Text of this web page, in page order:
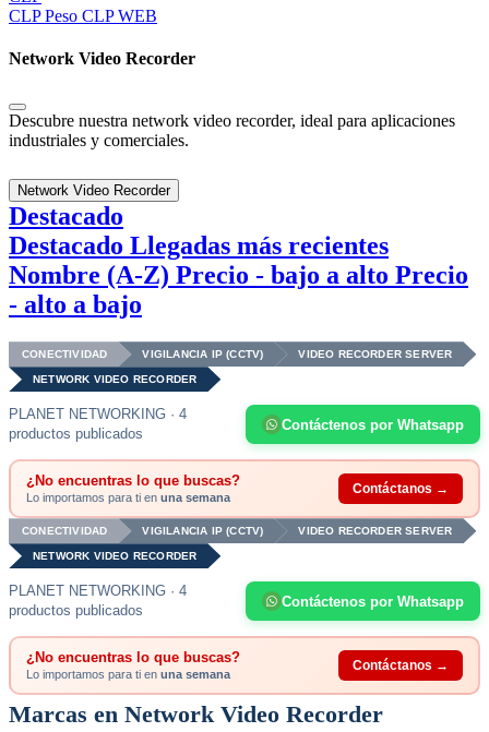
CLP Peso CLP WEB
Network Video Recorder
Descubre nuestra network video recorder, ideal para aplicaciones
industriales y comerciales.
Network Video Recorder
Destacado
Destacado Llegadas más recientes
Nombre (A-Z) Precio - bajo a alto Precio
- alto a bajo
CONECTIVIDAD VIGILANCIA IP (CCTV) VIDEO RECORDER SERVER
NETWORK VIDEO RECORDER
PLANET NETWORKING · 4
productos publicados
Contáctenos por Whatsapp
¿No encuentras lo que buscas?
Lo importamos para ti en una semana
Contáctanos →
CONECTIVIDAD VIGILANCIA IP (CCTV) VIDEO RECORDER SERVER
NETWORK VIDEO RECORDER
PLANET NETWORKING · 4
productos publicados
Contáctenos por Whatsapp
¿No encuentras lo que buscas?
Lo importamos para ti en una semana
Contáctanos →
Marcas en Network Video Recorder